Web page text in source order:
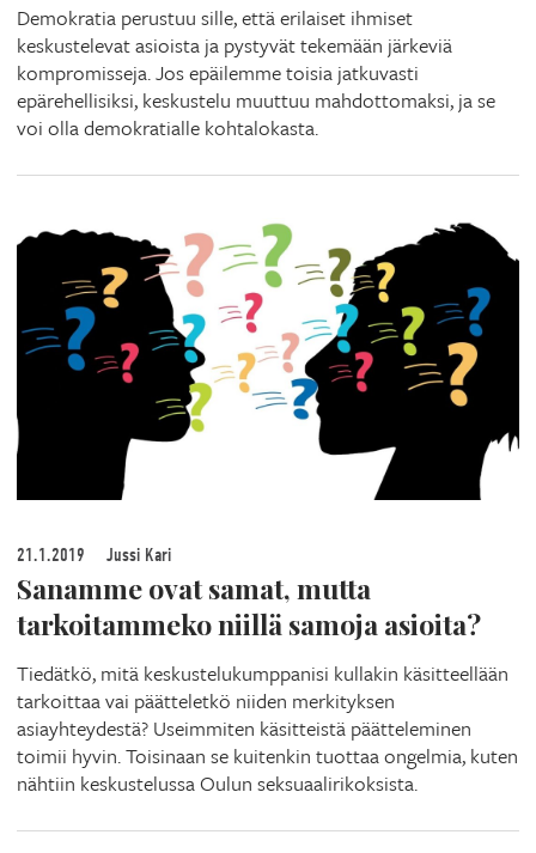
Demokratia perustuu sille, että erilaiset ihmiset
keskustelevat asioista ja pystyvät tekemään järkeviä
kompromisseja. Jos epäilemme toisia jatkuvasti
epärehellisiksi, keskustelu muuttuu mahdottomaksi, ja se
voi olla demokratialle kohtalokasta.
21.1.2019 Jussi Kari
Sanamme ovat samat, mutta
tarkoitammeko niillä samoja asioita?
Tiedätkö, mitä keskustelukumppanisi kullakin käsitteellään
tarkoittaa vai päätteletkö niiden merkityksen
asiayhteydestä? Useimmiten käsitteistä päätteleminen
toimii hyvin. Toisinaan se kuitenkin tuottaa ongelmia, kuten
nähtiin keskustelussa Oulun seksuaalirikoksista.